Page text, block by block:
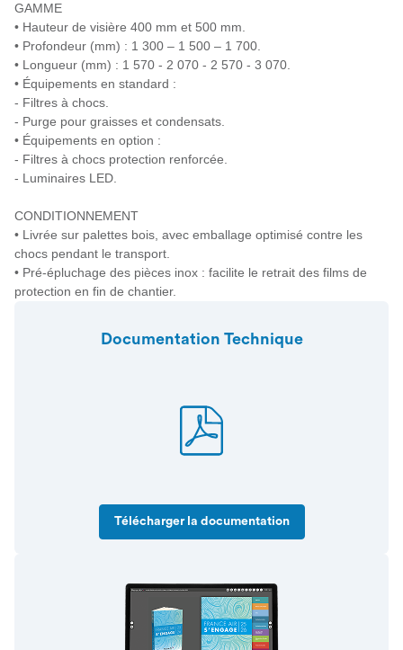
GAMME
• Hauteur de visière 400 mm et 500 mm.
• Profondeur (mm) : 1 300 – 1 500 – 1 700.
• Longueur (mm) : 1 570 - 2 070 - 2 570 - 3 070.
• Équipements en standard :
- Filtres à chocs.
- Purge pour graisses et condensats.
• Équipements en option :
- Filtres à chocs protection renforcée.
- Luminaires LED.
CONDITIONNEMENT
• Livrée sur palettes bois, avec emballage optimisé contre les
chocs pendant le transport.
• Pré-épluchage des pièces inox : facilite le retrait des films de
protection en fin de chantier.
Documentation Technique
Télécharger la documentation